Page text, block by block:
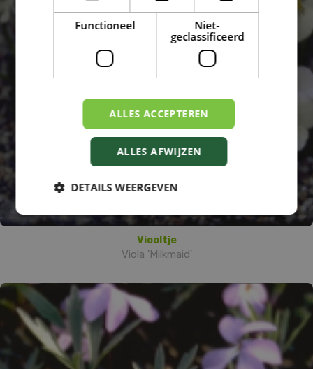
Viooltje
Viola 'Milkmaid'
Functioneel
Niet-
geclassificeerd
ALLES ACCEPTEREN
ALLES AFWIJZEN
DETAILS WEERGEVEN